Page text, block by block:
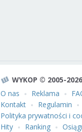
WYKOP © 2005-2026
O nas
Reklama
Kontakt
Regulamin
Polityka prywatności i
Hity
Ranking